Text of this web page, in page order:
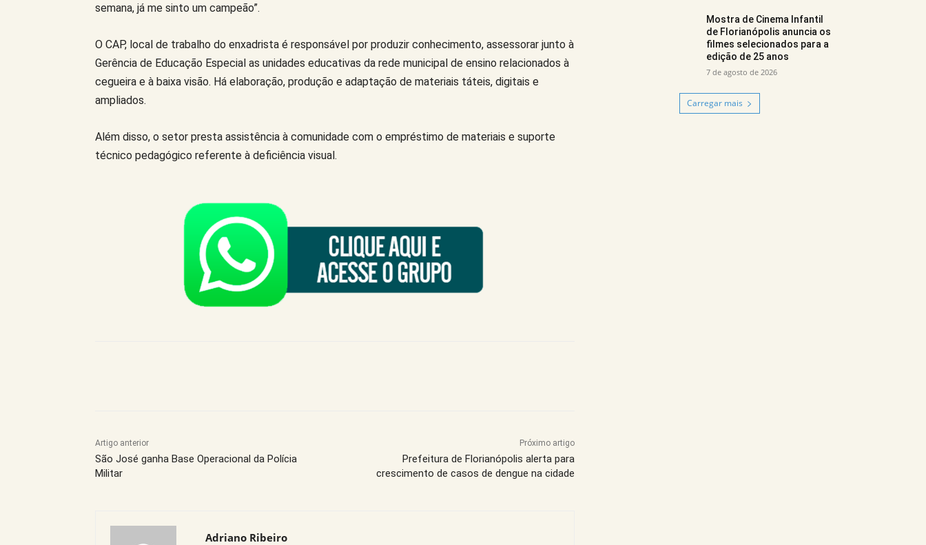
semana, já me sinto um campeão”.
O CAP, local de trabalho do enxadrista é responsável por produzir conhecimento, assessorar junto à
Gerência de Educação Especial as unidades educativas da rede municipal de ensino relacionados à
cegueira e à baixa visão. Há elaboração, produção e adaptação de materiais táteis, digitais e
ampliados.
Além disso, o setor presta assistência à comunidade com o empréstimo de materiais e suporte
técnico pedagógico referente à deficiência visual.
Artigo anterior
São José ganha Base Operacional da Polícia
Militar
Próximo artigo
Prefeitura de Florianópolis alerta para
crescimento de casos de dengue na cidade
Adriano Ribeiro
Mostra de Cinema Infantil
de Florianópolis anuncia os
filmes selecionados para a
edição de 25 anos
7 de agosto de 2026
Carregar mais